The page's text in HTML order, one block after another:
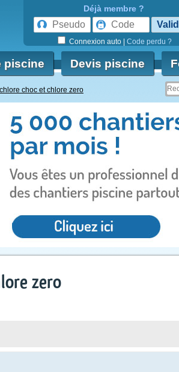
Déjà membre ?
Connexion auto Code perdu ?
piscine Devis piscine
choc et chlore zero
zero